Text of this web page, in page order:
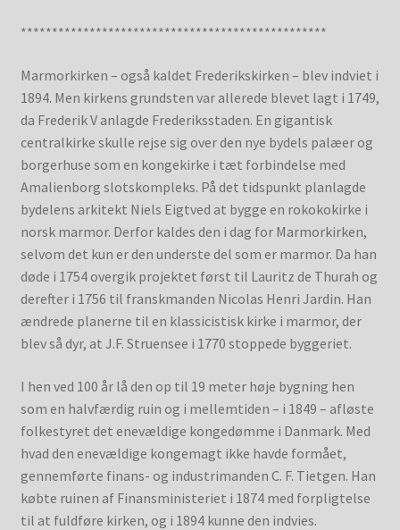
*************************************************
Marmorkirken – også kaldet Frederikskirken – blev indviet i
1894. Men kirkens grundsten var allerede blevet lagt i 1749,
da Frederik V anlagde Frederiksstaden. En gigantisk
centralkirke skulle rejse sig over den nye bydels palæer og
borgerhuse som en kongekirke i tæt forbindelse med
Amalienborg slotskompleks. På det tidspunkt planlagde
bydelens arkitekt Niels Eigtved at bygge en rokokokirke i
norsk marmor. Derfor kaldes den i dag for Marmorkirken,
selvom det kun er den underste del som er marmor. Da han
døde i 1754 overgik projektet først til Lauritz de Thurah og
derefter i 1756 til franskmanden Nicolas Henri Jardin. Han
ændrede planerne til en klassicistisk kirke i marmor, der
blev så dyr, at J.F. Struensee i 1770 stoppede byggeriet.
I hen ved 100 år lå den op til 19 meter høje bygning hen
som en halvfærdig ruin og i mellemtiden – i 1849 – afløste
folkestyret det enevældige kongedømme i Danmark. Med
hvad den enevældige kongemagt ikke havde formået,
gennemførte finans- og industrimanden C. F. Tietgen. Han
købte ruinen af Finansministeriet i 1874 med forpligtelse
til at fuldføre kirken, og i 1894 kunne den indvies.